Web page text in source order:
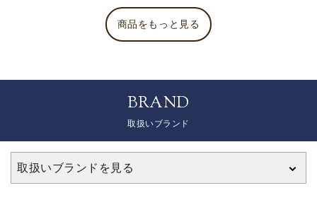
商品をもっと見る
BRAND
取扱いブランド
取扱いブランドを見る